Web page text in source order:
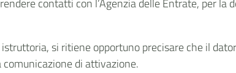
contatti con l’Agenzia delle Entrate, per
si ritiene opportuno precisare che il
di attivazione.